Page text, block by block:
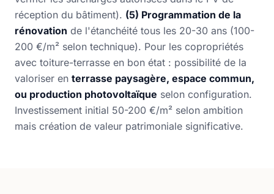
réception du bâtiment). (5) Programmation de la
rénovation de l'étanchéité tous les 20-30 ans (100-
200 €/m² selon technique). Pour les copropriétés
avec toiture-terrasse en bon état : possibilité de la
valoriser en terrasse paysagère, espace commun,
ou production photovoltaïque selon configuration.
Investissement initial 50-200 €/m² selon ambition
mais création de valeur patrimoniale significative.